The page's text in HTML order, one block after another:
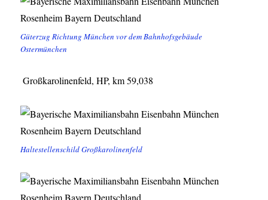
Güterzug Richtung München vor dem Bahnhofsgebäude
Ostermünchen
Großkarolinenfeld, HP, km 59,038
Haltestellenschild Großkarolinenfeld